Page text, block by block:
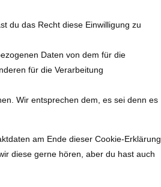
du das Recht diese Einwilligung zu
Daten von dem für die
für die Verarbeitung
Wir entsprechen dem, es sei denn es
am Ende dieser Cookie-Erklärung.
diese gerne hören, aber du hast auch